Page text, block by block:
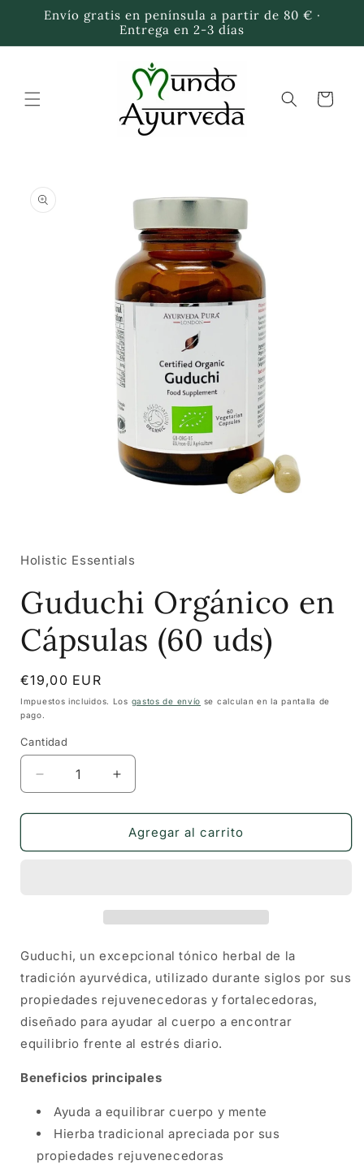
directamente
Envío gratis en península a partir de 80 € ·
Entrega en 2-3 días
Carrito
información
1
ventana
modal
Holistic Essentials
Guduchi Orgánico en
Cápsulas (60 uds)
Precio
habitual
€19,00 EUR
Impuestos incluidos. Los gastos de envío se calculan en la pantalla de
pago.
Cantidad
Cantidad
Reducir
cantidad
para
Orgánico
Aumentar
cantidad
para
Guduchi
Orgánico
Agregar al carrito
Guduchi, un excepcional tónico herbal de la
tradición ayurvédica, utilizado durante siglos por sus
propiedades rejuvenecedoras y fortalecedoras,
diseñado para ayudar al cuerpo a encontrar
equilibrio frente al estrés diario.
Beneficios principales
Ayuda a equilibrar cuerpo y mente
Hierba tradicional apreciada por sus
propiedades rejuvenecedoras